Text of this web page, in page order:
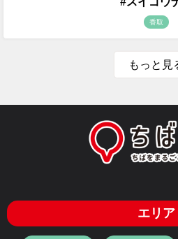
香取
もっと見
エリア